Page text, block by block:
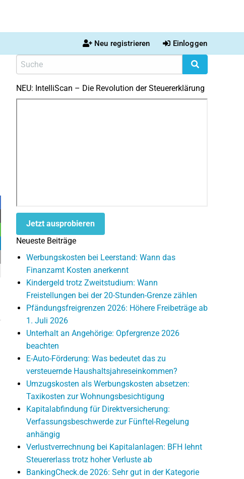
Neu registrieren Einloggen
NEU: IntelliScan – Die Revolution der Steuererklärung
Jetzt ausprobieren
Neueste Beiträge
Werbungskosten bei Leerstand: Wann das
Finanzamt Kosten anerkennt
Kindergeld trotz Zweitstudium: Wann
Freistellungen bei der 20-Stunden-Grenze zählen
Pfändungsfreigrenzen 2026: Höhere Freibeträge ab
1. Juli 2026
Unterhalt an Angehörige: Opfergrenze 2026
beachten
E-Auto-Förderung: Was bedeutet das zu
versteuernde Haushaltsjahreseinkommen?
Umzugskosten als Werbungskosten absetzen:
Taxikosten zur Wohnungsbesichtigung
Kapitalabfindung für Direktversicherung:
Verfassungsbeschwerde zur Fünftel-Regelung
anhängig
Verlustverrechnung bei Kapitalanlagen: BFH lehnt
Steuererlass trotz hoher Verluste ab
BankingCheck.de 2026: Sehr gut in der Kategorie